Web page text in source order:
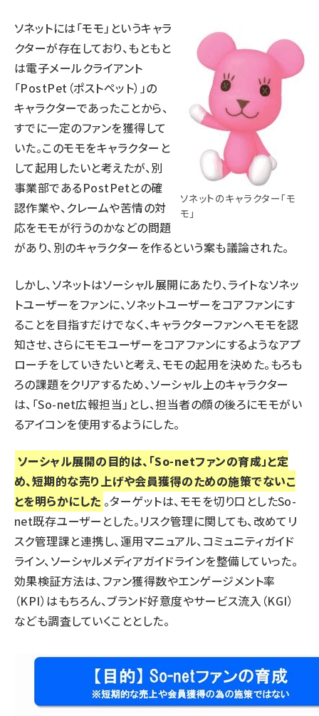
ソネットのキャラクター「モ
モ」
ソネットには「モモ」というキャラ
クターが存在しており、もともと
は電子メールクライアント
「PostPet（ポストペット）」の
キャラクターであったことから、
すでに一定のファンを獲得して
いた。このモモをキャラクターと
して起用したいと考えたが、別
事業部であるPostPetとの確
認作業や、クレームや苦情の対
応をモモが行うのかなどの問題
があり、別のキャラクターを作るという案も議論された。
しかし、ソネットはソーシャル展開にあたり、ライトなソネッ
トユーザーをファンに、ソネットユーザーをコアファンにす
ることを目指すだけでなく、キャラクターファンへモモを認
知させ、さらにモモユーザーをコアファンにするようなアプ
ローチをしていきたいと考え、モモの起用を決めた。もろも
ろの課題をクリアするため、ソーシャル上のキャラクター
は、「So-net広報担当」とし、担当者の顔の後ろにモモがい
るアイコンを使用するようにした。
ソーシャル展開の目的は、「So-netファンの育成」と定
め、短期的な売り上げや会員獲得のための施策でないこ
とを明らかにした 。ターゲットは、モモを切り口としたSo-
net既存ユーザーとした。リスク管理に関しても、改めてリ
スク管理課と連携し、運用マニュアル、コミュニティガイド
ライン、ソーシャルメディアガイドラインを整備していった。
効果検証方法は、ファン獲得数やエンゲージメント率
（KPI）はもちろん、ブランド好意度やサービス流入（KGI）
なども調査していくこととした。